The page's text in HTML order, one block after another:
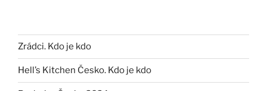
Zrádci. Kdo je kdo
Hell’s Kitchen Česko. Kdo je kdo